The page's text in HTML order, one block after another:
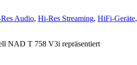
Audio, Hi-Res Streaming, HiFi-Geräte,
NAD T 758 V3i repräsentiert